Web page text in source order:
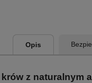
Opis
z naturalnym